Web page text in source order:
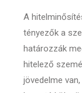
A
tényezők a
határozzák
hitelező
jövedelme